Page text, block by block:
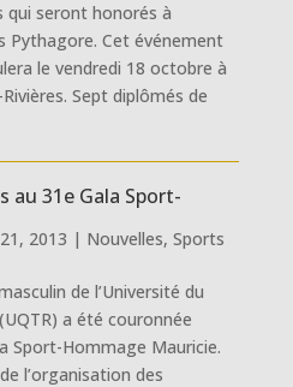
qui seront honorés à
Pythagore. Cet événement
le vendredi 18 octobre à
Sept diplômés de
au 31e Gala Sport-
2013 | Nouvelles, Sports
de l’Université du
a été couronnée
Sport-Hommage Mauricie.
l’organisation des